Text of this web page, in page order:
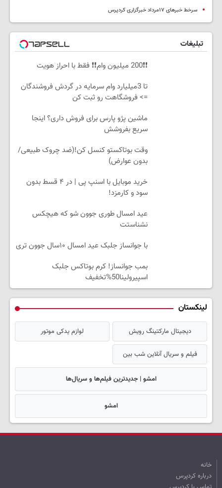
سرخط خبرهای ۱۷مرداد خبرگزاری کردپرس
تبلیغات
❗❗200 میلیون وام❗❗ فقط با احراز هویت
تا 3میلیارد وام سرمایه در گردش فروشندگان
=> فروشگاهت رو ثبت کن
ماشین پژو پارس برای فروش داری؟ اینجا
سریع بفروشش
وقت بوتاکستو کنسل کن!(ضد چروک طبیعی/
بدون عوارض)
خرید موبایل با اسنپ پی | در ۴ قسط بدون
سود و کارمزد!
عید امسال طوری جوون شو که هیچکس
نشناستت
با جوانساز جلبک عید امسال ۱۰سال جوون تری
بمب جوانساز! کرم بوتاکس جلبک
اسپیرولینا50%تخفیف
لینکستان
دیجیتال مارکتینگ رویش لوازم یدکی موتور
فیلم و سریال آنلاین شب بین
امشو | جدیدترین فیلم‌ها و سریال‌ها
امشو
خانه
درباره کردپرس